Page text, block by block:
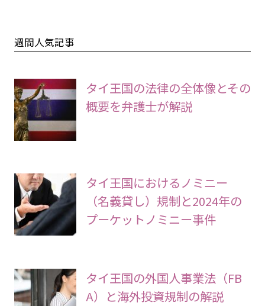
週間人気記事
タイ王国の法律の全体像とその
概要を弁護士が解説
タイ王国におけるノミニー
（名義貸し）規制と2024年の
プーケットノミニー事件
タイ王国の外国人事業法（FB
A）と海外投資規制の解説